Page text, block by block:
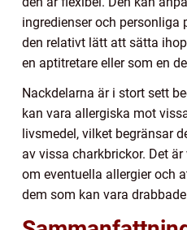
ingredienser och personliga
den relativt lätt att sätta
en aptitretare eller som en
Nackdelarna är i stort sett
kan vara allergiska mot
livsmedel, vilket begränsar
av vissa charkbrickor. Det
om eventuella allergier och
dem som kan vara